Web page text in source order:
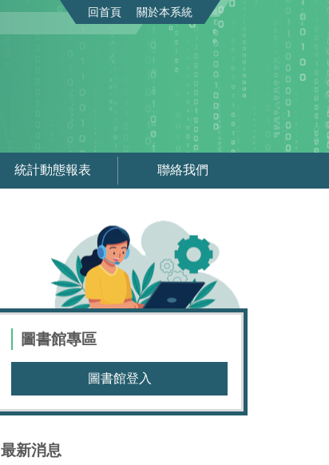
回首頁 關於本系統
統計動態報表 聯絡我們
圖書館專區
圖書館登入
最新消息